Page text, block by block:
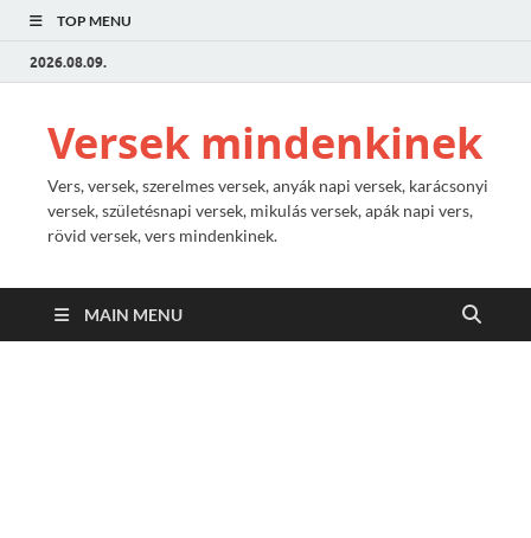
TOP MENU
2026.08.09.
Versek mindenkinek
Vers, versek, szerelmes versek, anyák napi versek, karácsonyi
versek, születésnapi versek, mikulás versek, apák napi vers,
rövid versek, vers mindenkinek.
MAIN MENU